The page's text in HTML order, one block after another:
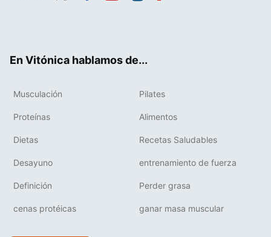
En Vitónica hablamos de...
Musculación Pilates
Proteínas Alimentos
Dietas Recetas Saludables
Desayuno entrenamiento de fuerza
Definición Perder grasa
cenas protéicas ganar masa muscular